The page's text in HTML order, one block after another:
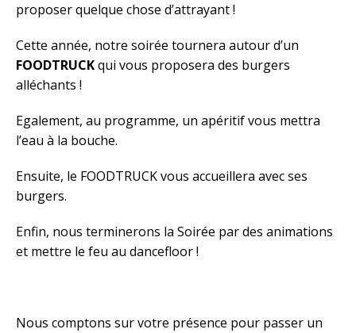
proposer quelque chose d’attrayant !
Cette année, notre soirée tournera autour d’un
FOODTRUCKqui vous proposera des burgers
alléchants !
Egalement, au programme, un apéritif vous mettra
l’eau à la bouche.
Ensuite, le FOODTRUCK vous accueillera avec ses
burgers.
Enfin, nous terminerons la Soirée par des animations
et mettre le feu au dancefloor !
Nous comptons sur votre présence pour passer un